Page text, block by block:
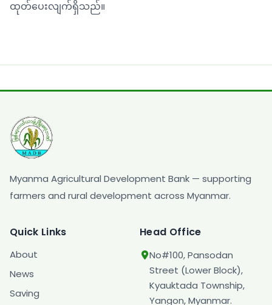
Myanma Agricultural Development Bank — supporting
farmers and rural development across Myanmar.
Quick Links
About
News
Saving
Head Office
No#100, Pansodan
Street (Lower Block),
Kyauktada Township,
Yangon, Myanmar.